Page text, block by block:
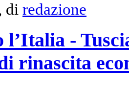
di redazione
l’Italia -
rinascita